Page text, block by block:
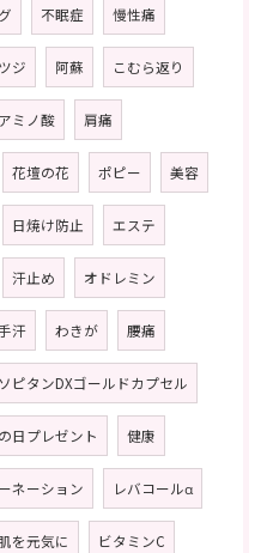
不眠症 慢性痛
ジ 阿蘇 こむら返り
アミノ酸 肩痛
花壇の花 ポピー 美容
日焼け防止 エステ
汗止め オドレミン
汗 わきが 腰痛
ピタンDXゴールドカプセル
日プレゼント 健康
ネーション レバコールα
を元気に ビタミンC